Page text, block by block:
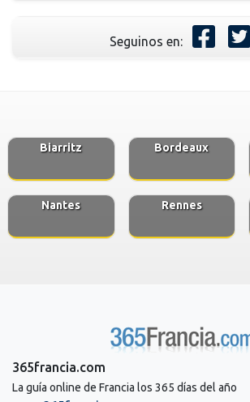
Seguinos en:
Biarritz Bordeaux
Nantes Rennes
365francia.com
La guía online de Francia los 365 días del año